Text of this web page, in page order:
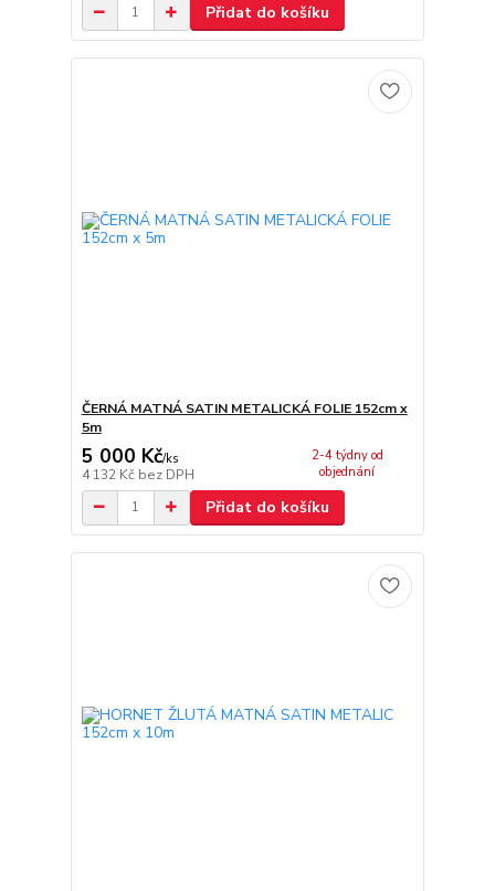
Přidat do košíku
ČERNÁ MATNÁ SATIN METALICKÁ FOLIE 152cm x
5m
5 000 Kč/ks
4 132 Kč bez DPH
2-4 týdny od
objednání
Přidat do košíku